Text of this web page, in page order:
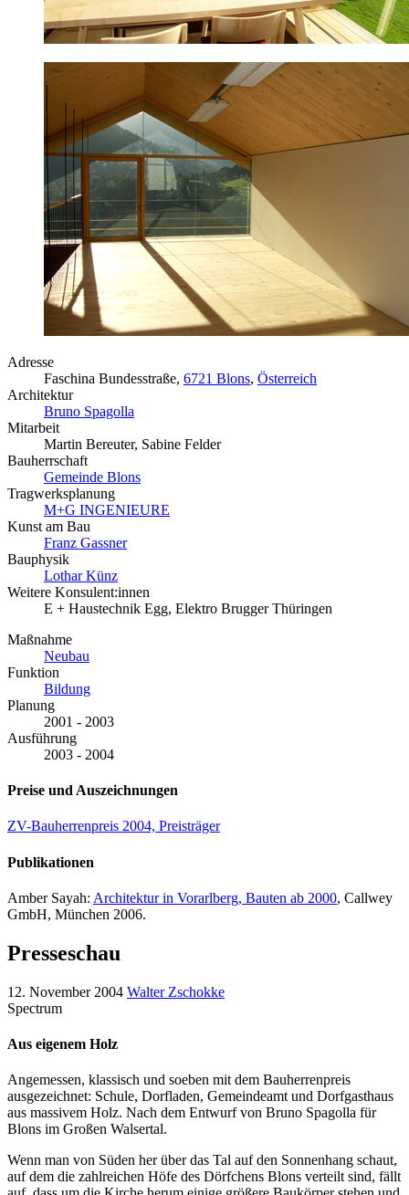
Adresse
Faschina Bundesstraße, 6721 Blons, Österreich
Architektur
Bruno Spagolla
Mitarbeit
Martin Bereuter, Sabine Felder
Bauherrschaft
Gemeinde Blons
Tragwerksplanung
M+G INGENIEURE
Kunst am Bau
Franz Gassner
Bauphysik
Lothar Künz
Weitere Konsulent:innen
E + Haustechnik Egg, Elektro Brugger Thüringen
Maßnahme
Neubau
Funktion
Bildung
Planung
2001 - 2003
Ausführung
2003 - 2004
Preise und Auszeichnungen
ZV-Bauherrenpreis 2004, Preisträger
Publikationen
Amber Sayah: Architektur in Vorarlberg, Bauten ab 2000, Callwey
GmbH, München 2006.
Presseschau
12. November 2004 Walter Zschokke
Spectrum
Aus eigenem Holz
Angemessen, klassisch und soeben mit dem Bauherrenpreis
ausgezeichnet: Schule, Dorfladen, Gemeindeamt und Dorfgasthaus
aus massivem Holz. Nach dem Entwurf von Bruno Spagolla für
Blons im Großen Walsertal.
Wenn man von Süden her über das Tal auf den Sonnenhang schaut,
auf dem die zahlreichen Höfe des Dörfchens Blons verteilt sind, fällt